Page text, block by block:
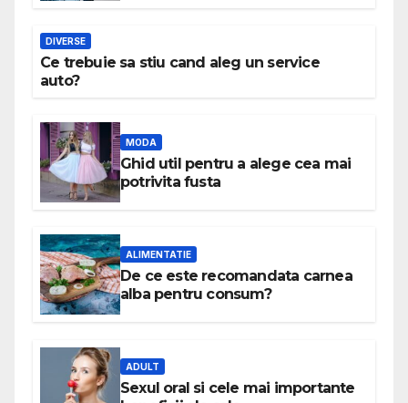
DIVERSE
Ce trebuie sa stiu cand aleg un service
auto?
MODA
Ghid util pentru a alege cea mai
potrivita fusta
ALIMENTATIE
De ce este recomandata carnea
alba pentru consum?
ADULT
Sexul oral si cele mai importante